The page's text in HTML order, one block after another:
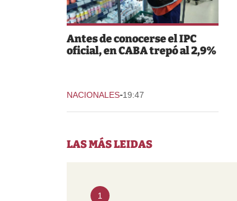
Antes de conocerse el IPC
oficial, en CABA trepó al 2,9%
NACIONALES-19:47
LAS MÁS LEIDAS
1